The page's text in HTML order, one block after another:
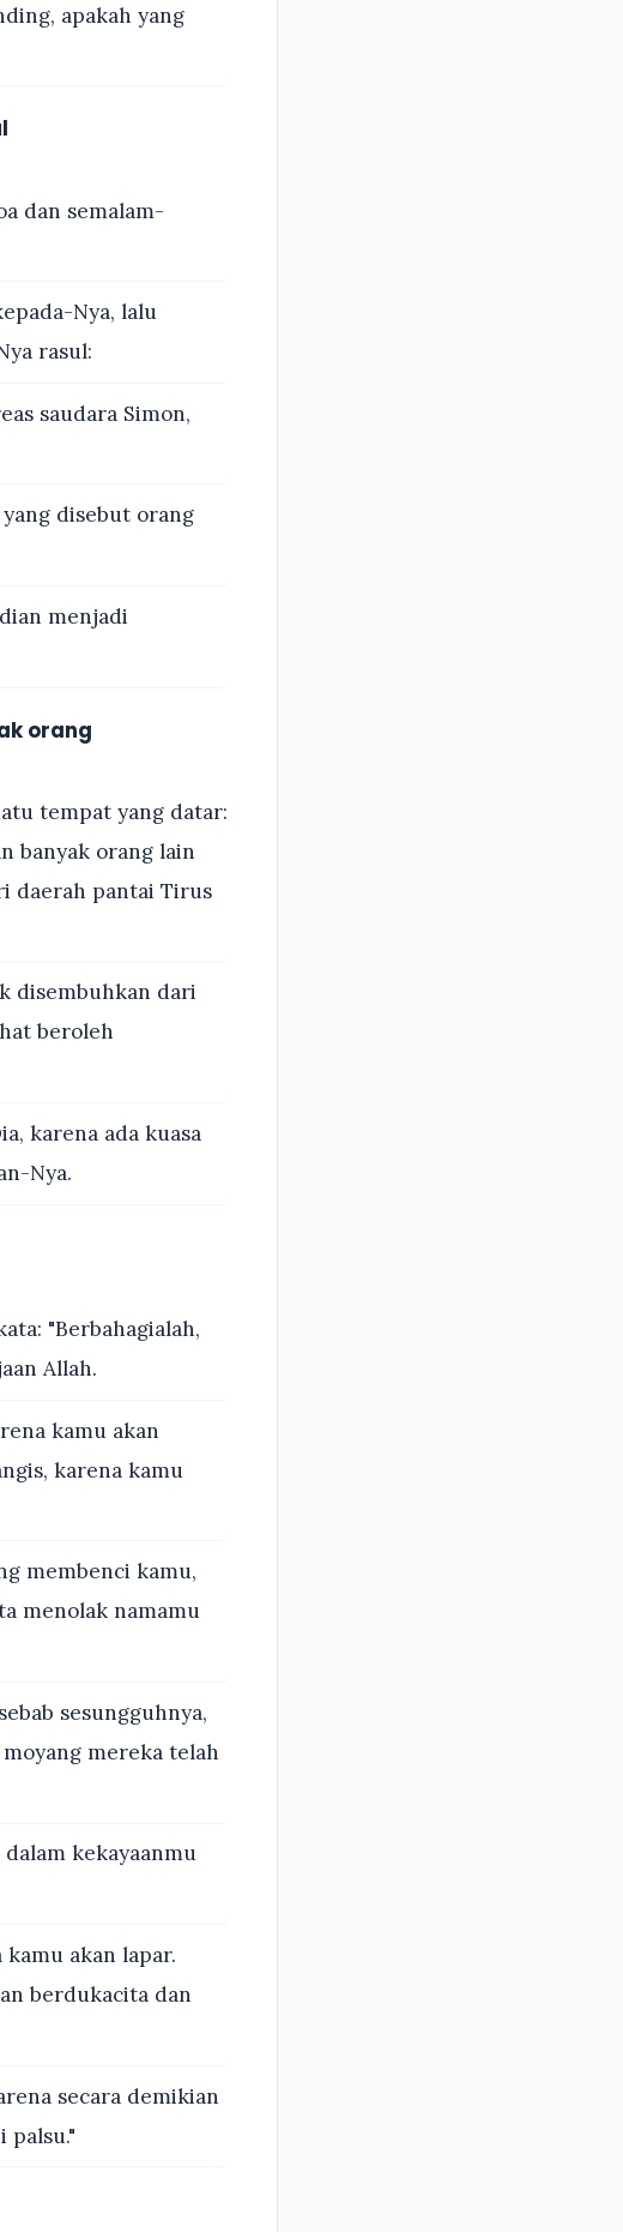
apakah yang
dan semalam-
Nya, lalu
rasul:
saudara Simon,
disebut orang
menjadi
orang
tempat yang datar:
banyak orang lain
daerah pantai Tirus
disembuhkan dari
beroleh
karena ada kuasa
Nya.
"Berbahagialah,
Allah.
kamu akan
karena kamu
membenci kamu,
menolak namamu
sesungguhnya,
mereka telah
kekayaanmu
akan lapar.
berdukacita dan
secara demikian
palsu."